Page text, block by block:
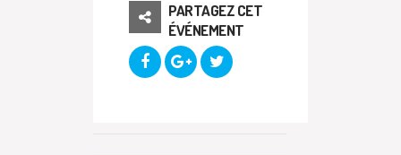
PARTAGEZ CET
ÉVÉNEMENT